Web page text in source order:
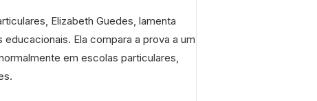
Elizabeth Guedes, lamenta
Ela compara a prova a um
em escolas particulares,